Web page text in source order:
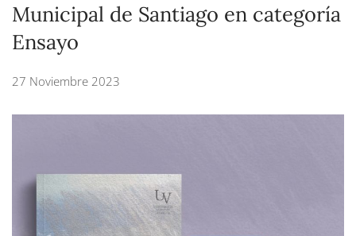
Municipal de Santiago en categoría
Ensayo
27 Noviembre 2023